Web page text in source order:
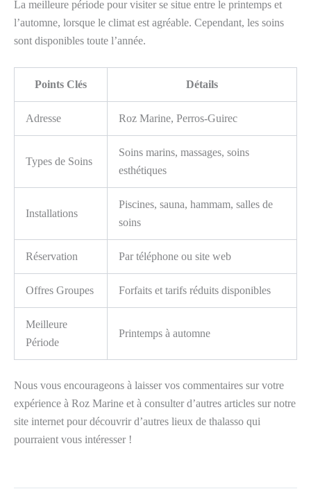
La meilleure période pour visiter se situe entre le printemps et
l’automne, lorsque le climat est agréable. Cependant, les soins
sont disponibles toute l’année.
Points Clés Détails
Adresse Roz Marine, Perros-Guirec
Types de Soins
Soins marins, massages, soins
esthétiques
Installations
Piscines, sauna, hammam, salles de
soins
Réservation Par téléphone ou site web
Offres Groupes Forfaits et tarifs réduits disponibles
Meilleure
Période
Printemps à automne
Nous vous encourageons à laisser vos commentaires sur votre
expérience à Roz Marine et à consulter d’autres articles sur notre
site internet pour découvrir d’autres lieux de thalasso qui
pourraient vous intéresser !